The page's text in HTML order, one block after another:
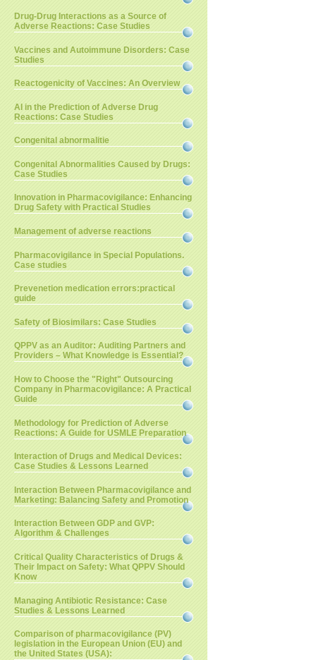
Drug-Drug Interactions as a Source of
Adverse Reactions: Case Studies
Vaccines and Autoimmune Disorders: Case
Studies
Reactogenicity of Vaccines: An Overview
AI in the Prediction of Adverse Drug
Reactions: Case Studies
Congenital abnormalitie
Congenital Abnormalities Caused by Drugs:
Case Studies
Innovation in Pharmacovigilance: Enhancing
Drug Safety with Practical Studies
Management of adverse reactions
Pharmacovigilance in Special Populations.
Case studies
Prevenetion medication errors:practical
guide
Safety of Biosimilars: Case Studies
QPPV as an Auditor: Auditing Partners and
Providers – What Knowledge is Essential?
How to Choose the "Right" Outsourcing
Company in Pharmacovigilance: A Practical
Guide
Methodology for Prediction of Adverse
Reactions: A Guide for USMLE Preparation
Interaction of Drugs and Medical Devices:
Case Studies & Lessons Learned
Interaction Between Pharmacovigilance and
Marketing: Balancing Safety and Promotion
Interaction Between GDP and GVP:
Algorithm & Challenges
Critical Quality Characteristics of Drugs &
Their Impact on Safety: What QPPV Should
Know
Managing Antibiotic Resistance: Case
Studies & Lessons Learned
Comparison of pharmacovigilance (PV)
legislation in the European Union (EU) and
the United States (USA):